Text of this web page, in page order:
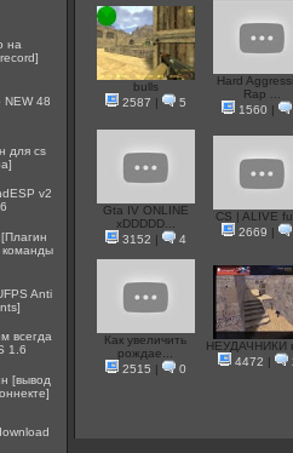
на
NEW 48
для cs
v2
команды
Anti
всегда
1.6
[вывод
bulls
2587 | 5
Hard
Rap ...
1560 |
Gta IV ONLINE
xDDDDD...
3152 | 4
CS | ALIVE
2669 |
Как увеличить
рождае...
2515 | 0
НЕУДАЧНИКИ
4472 |